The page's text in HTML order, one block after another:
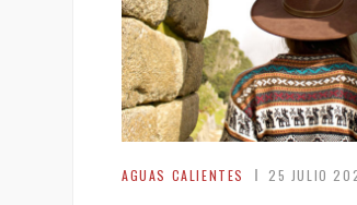
AGUAS CALIENTES 25 JULIO